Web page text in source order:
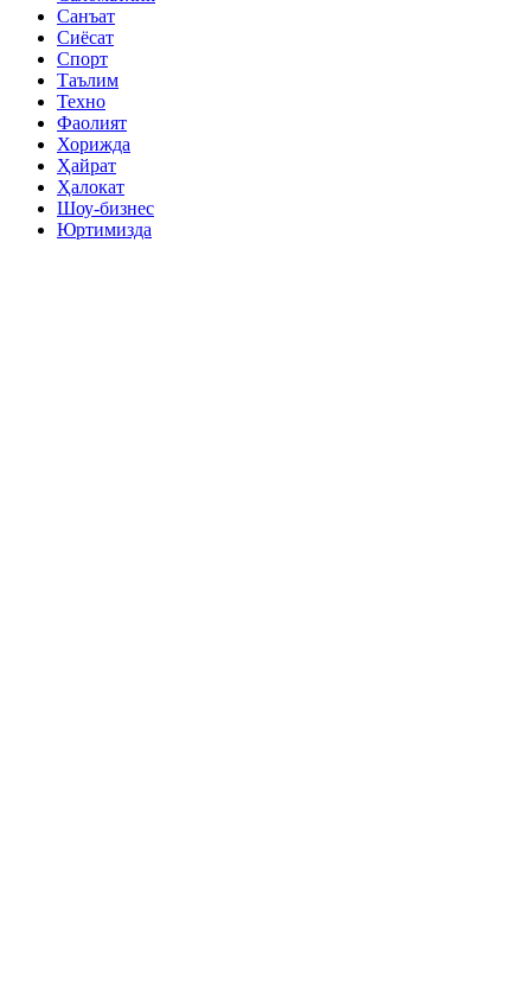
Санъат
Сиёсат
Спорт
Таълим
Техно
Фаолият
Хорижда
Ҳайрат
Ҳалокат
Шоу-бизнес
Юртимизда